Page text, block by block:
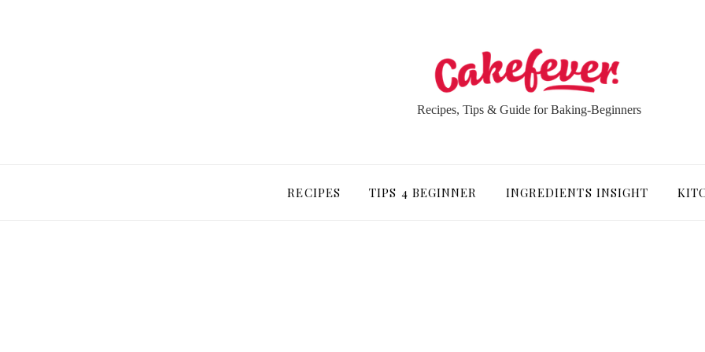
Recipes, Tips & Guide for Baking-Beginners
RECIPES TIPS 4 BEGINNER INGREDIENTS INSIGHT